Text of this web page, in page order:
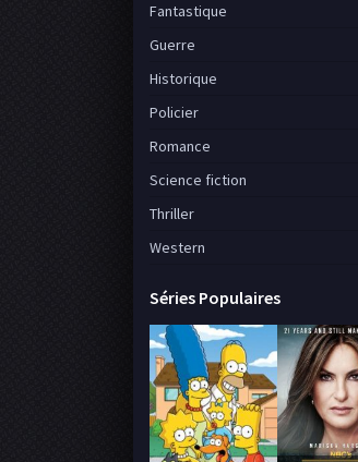
Fantastique
Guerre
Historique
Policier
Romance
Science fiction
Thriller
Western
Séries Populaires